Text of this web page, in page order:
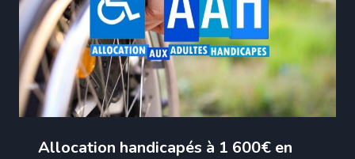
Allocation handicapés à 1 600€ en